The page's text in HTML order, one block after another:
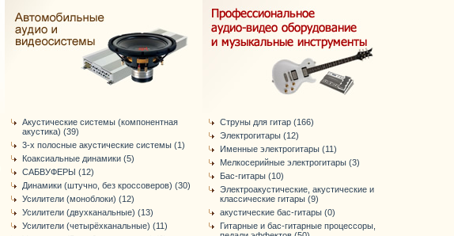
Акустические системы (компонентная
акустика) (39)
3-х полосные акустические системы (1)
Коаксиальные динамики (5)
САБВУФЕРЫ (12)
Динамики (штучно, без кроссоверов) (30)
Усилители (моноблоки) (12)
Усилители (двухканальные) (13)
Усилители (четырёхканальные) (11)
Струны для гитар (166)
Электрогитары (12)
Именные электрогитары (11)
Мелкосерийные электрогитары (3)
Бас-гитары (10)
Электроакустические, акустические и
классические гитары (9)
акустические бас-гитары (0)
Гитарные и бас-гитарные процессоры,